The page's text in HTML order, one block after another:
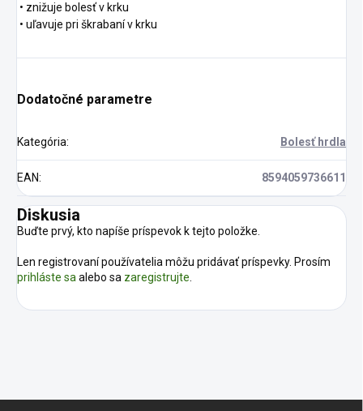
• znižuje bolesť v krku
• uľavuje pri škrabaní v krku
Dodatočné parametre
Kategória: Bolesť hrdla
EAN: 8594059736611
Diskusia
Buďte prvý, kto napíše príspevok k tejto položke.
Len registrovaní používatelia môžu pridávať príspevky. Prosím
prihláste saalebo sa zaregistrujte.